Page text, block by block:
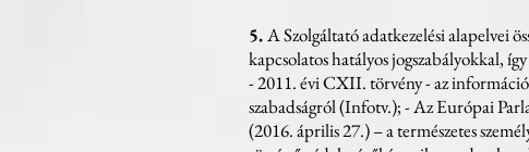
5.A Szolgáltató adatkezelési alapelvei
kapcsolatos hatályos jogszabályokkal,
- 2011. évi CXII. törvény - az
szabadságról (Infotv.); - Az Európai
(2016. április 27.) – a természetes